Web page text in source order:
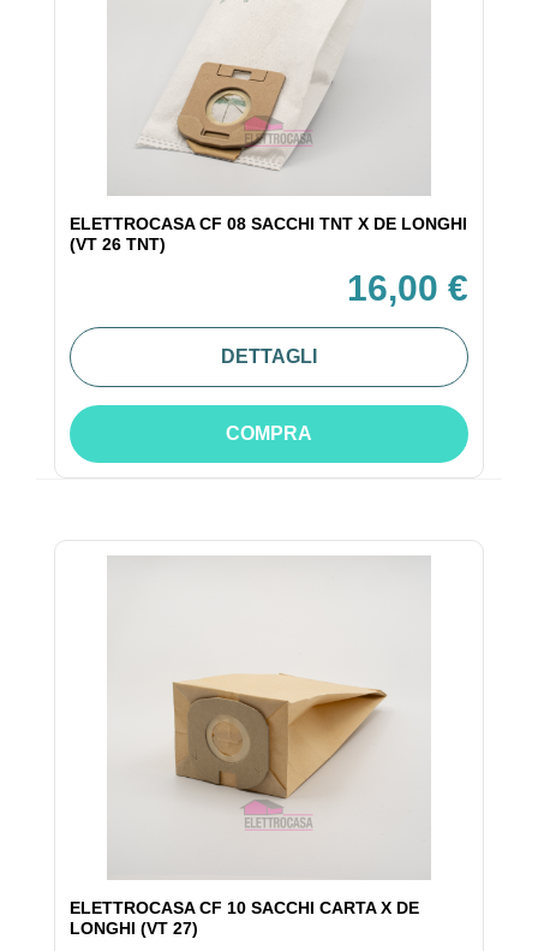
ELETTROCASA CF 08 SACCHI TNT X DE LONGHI
(VT 26 TNT)
16,00 €
DETTAGLI
COMPRA
ELETTROCASA CF 10 SACCHI CARTA X DE
LONGHI (VT 27)